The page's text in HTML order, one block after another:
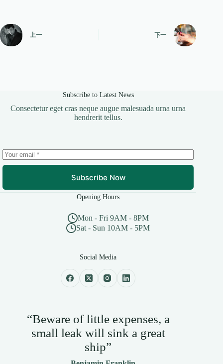
上一 下一
Subscribe to Latest News
Consectetur eget cras neque augue malesuada urna urna
hendrerit tellus.
Subscribe Now
Opening Hours
Mon - Fri 9AM - 8PM
Sat - Sun 10AM - 5PM
Social Media
“Beware of little expenses, a
small leak will sink a great
ship”